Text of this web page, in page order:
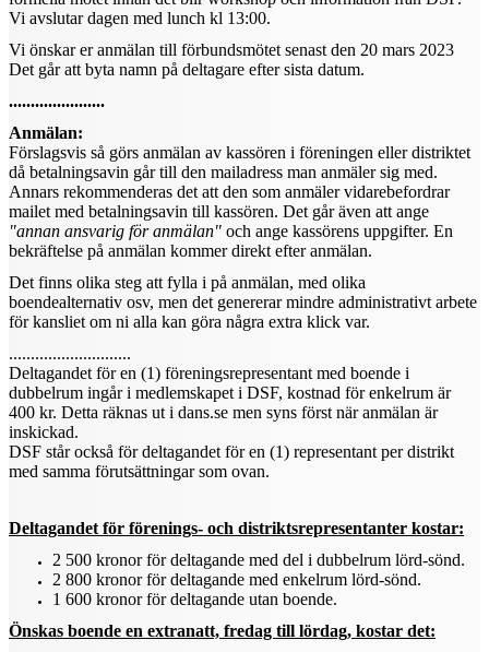
Vi avslutar dagen med lunch kl 13:00.
Vi önskar er anmälan till förbundsmötet senast den 20 mars 2023
Det går att byta namn på deltagare efter sista datum.
......................
Anmälan:
Förslagsvis så görs anmälan av kassören i föreningen eller distriktet
då betalningsavin går till den mailadress man anmäler sig med.
Annars rekommenderas det att den som anmäler vidarebefordrar
mailet med betalningsavin till kassören. Det går även att ange
"annan ansvarig för anmälan" och ange kassörens uppgifter. En
bekräftelse på anmälan kommer direkt efter anmälan.
Det finns olika steg att fylla i på anmälan, med olika
boendealternativ osv, men det genererar mindre administrativt arbete
för kansliet om ni alla kan göra några extra klick var.
............................
Deltagandet för en (1) föreningsrepresentant med boende i
dubbelrum ingår i medlemskapet i DSF, kostnad för enkelrum är
400 kr. Detta räknas ut i dans.se men syns först när anmälan är
inskickad.
DSF står också för deltagandet för en (1) representant per distrikt
med samma förutsättningar som ovan.
Deltagandet för förenings- och distriktsrepresentanter kostar:
2 500 kronor för deltagande med del i dubbelrum lörd-sönd.
2 800 kronor för deltagande med enkelrum lörd-sönd.
1 600 kronor för deltagande utan boende.
Önskas boende en extranatt, fredag till lördag, kostar det: